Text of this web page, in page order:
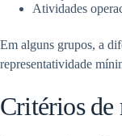
Atividades
Em alguns grupos, a
representatividade
Critérios de